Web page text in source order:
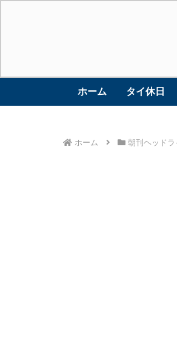
ホーム タイ休日
ホーム 朝刊ヘッドラ